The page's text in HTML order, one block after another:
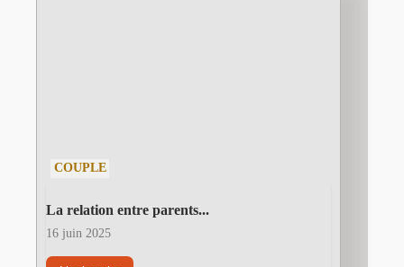
COUPLE
La relation entre parents...
16 juin 2025